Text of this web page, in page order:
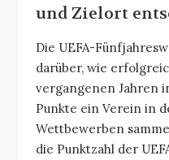
und Zielort
Die UEFA-
darüber, wie
vergangenen Jahren
Punkte ein Verein in
Wettbewerben
die Punktzahl der